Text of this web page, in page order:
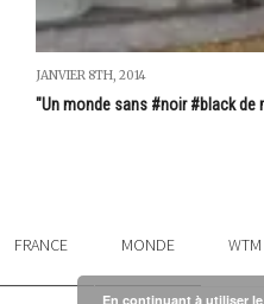
JANVIER 8TH, 2014
"Un monde sans #noir #black de
FRANCE MONDE WTM
En continuant à utiliser